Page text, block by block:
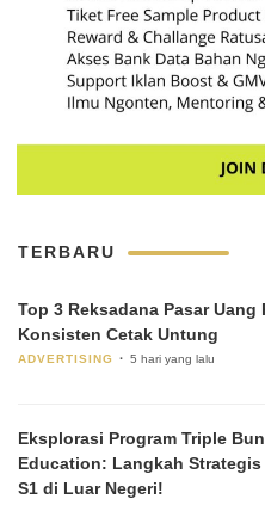
TERBARU
Top 3 Reksadana Pasar Uang
Konsisten Cetak Untung
ADVERTISING 5 hari yang lalu
Eksplorasi Program Triple
Education: Langkah
S1 di Luar Negeri!